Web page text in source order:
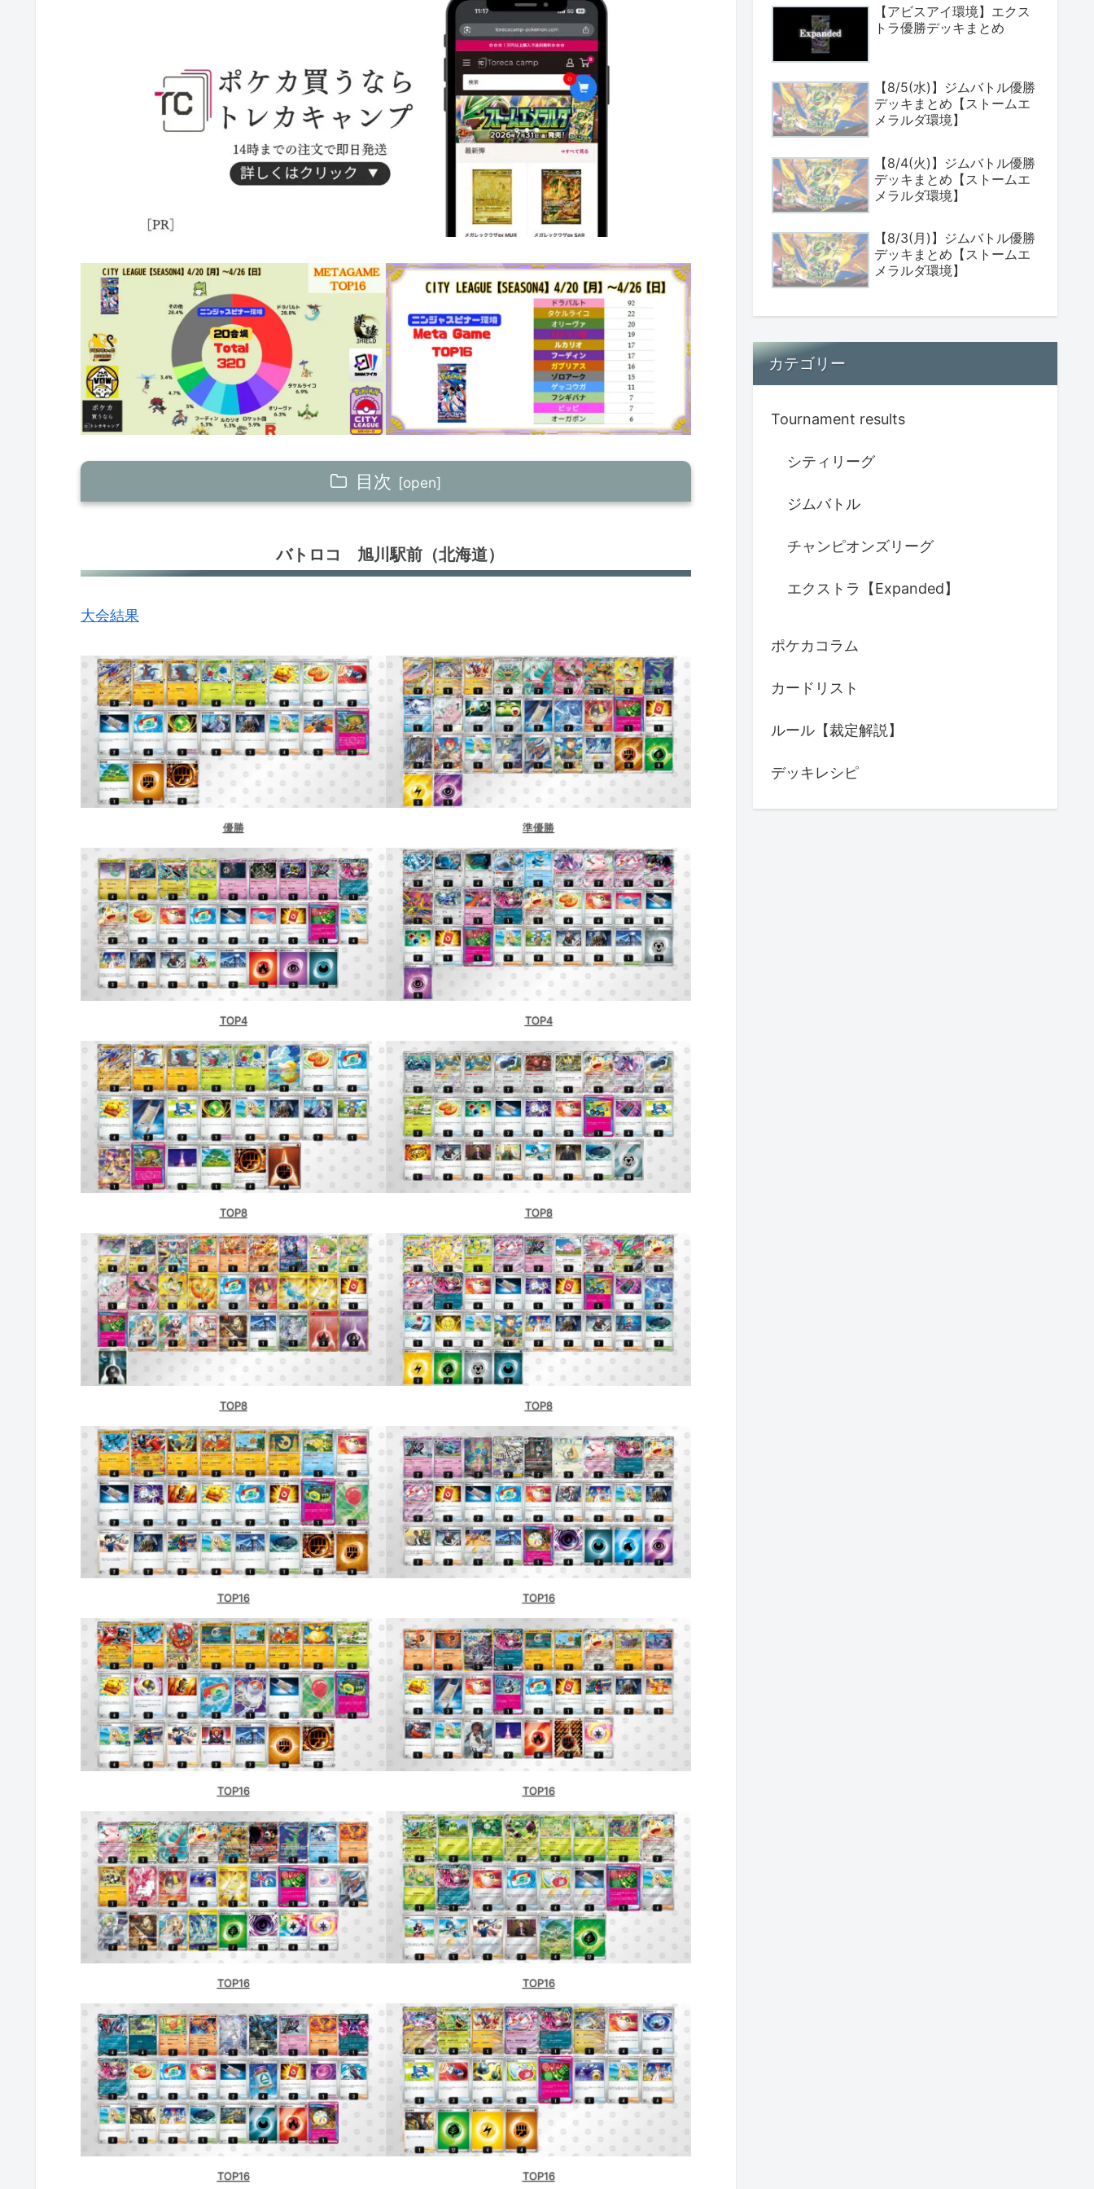
目次
Wonder GOOいわき鹿島店（福島）
ブックオフ 札幌南2条店（北海道）
ブックオフイオン山形北店（山形）
トレカショップKCC（埼玉）
BOOKOFF大宮ステラタウン店（埼玉）
TSUTAYA西友町田店（東京）
BOOKOFF 西友大森店（東京）
BOOKOFF町田中央通り店（東京）
BOOKOFF 248号西友岡崎店（愛知）
ブックオフ田富昭和通り店（山梨）
Card Secret（東京）
バトロコ 旭川駅前（北海道）
大会結果
優勝 準優勝
TOP4 TOP4
TOP8 TOP8
TOP8 TOP8
TOP16 TOP16
TOP16 TOP16
TOP16 TOP16
TOP16 TOP16
【アビスアイ環境】エクス
トラ優勝デッキまとめ
【8/5(水)】ジムバトル優勝
デッキまとめ【ストームエ
メラルダ環境】
【8/4(火)】ジムバトル優勝
デッキまとめ【ストームエ
メラルダ環境】
【8/3(月)】ジムバトル優勝
デッキまとめ【ストームエ
メラルダ環境】
カテゴリー
Tournament results
シティリーグ
ジムバトル
チャンピオンズリーグ
エクストラ【Expanded】
ポケカコラム
カードリスト
ルール【裁定解説】
デッキレシピ